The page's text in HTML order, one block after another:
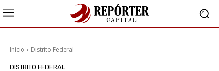
Início Distrito Federal
DISTRITO FEDERAL